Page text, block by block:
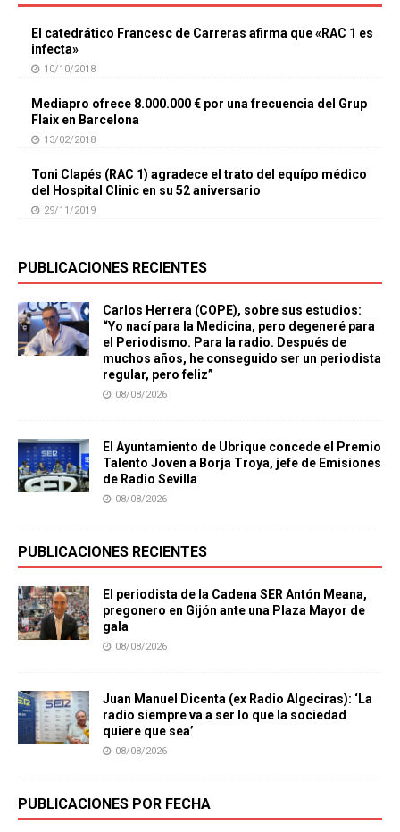
El catedrático Francesc de Carreras afirma que «RAC 1 es
infecta»
10/10/2018
Mediapro ofrece 8.000.000 € por una frecuencia del Grup
Flaix en Barcelona
13/02/2018
Toni Clapés (RAC 1) agradece el trato del equípo médico
del Hospital Clinic en su 52 aniversario
29/11/2019
PUBLICACIONES RECIENTES
Carlos Herrera (COPE), sobre sus estudios:
“Yo nací para la Medicina, pero degeneré para
el Periodismo. Para la radio. Después de
muchos años, he conseguido ser un periodista
regular, pero feliz”
08/08/2026
El Ayuntamiento de Ubrique concede el Premio
Talento Joven a Borja Troya, jefe de Emisiones
de Radio Sevilla
08/08/2026
PUBLICACIONES RECIENTES
El periodista de la Cadena SER Antón Meana,
pregonero en Gijón ante una Plaza Mayor de
gala
08/08/2026
Juan Manuel Dicenta (ex Radio Algeciras): ‘La
radio siempre va a ser lo que la sociedad
quiere que sea’
08/08/2026
PUBLICACIONES POR FECHA